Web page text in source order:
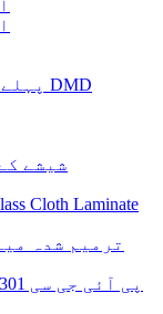
D279 Epoxy پہلے سے رنگدار DMD
شیشے
Cloth Laminate